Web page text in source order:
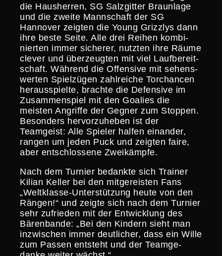
die Hausherren, SG Salzgitter Braunlage
und die zweite Mannschaft der SG
Hannover zeigten die Young Grizzlys dann
ihre beste Seite. Alle drei Reihen kombi­
nierten immer sicherer, nutzten ihre Räume
clever und überzeugten mit viel Laufbe­reit­
schaft. Während die Offensive mit sehens­
werten Spiel­zügen zahlreiche Torchancen
heraus­spielte, brachte die Defensive im
Zusam­men­spiel mit den Goalies die
meisten Angriffe der Gegner zum Stoppen.
Besonders hervor­zu­heben ist der
Teamgeist: Alle Spieler halfen einander,
rangen um jeden Puck und zeigten faire,
aber entschlos­sene Zweikämpfe.
Nach dem Turnier bedankte sich Trainer
Kilian Keller bei den mitge­reisten Fans
„Weltklasse-Unter­stüt­zung heute von den
Rängen!“ und zeigte sich nach dem Turnier
sehr zufrieden mit der Entwick­lung des
Bären­bande: „Bei den Kindern sieht man
inzwi­schen immer deutli­cher, dass ein Wille
zum Passen entsteht und der Teamge­